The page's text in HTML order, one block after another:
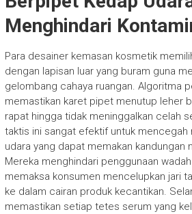
Menghindari
Para desainer kemasan kosmetik
dengan lapisan luar yang buram guna
gelombang cahaya ruangan. Algoritma
memastikan karet pipet menutup leher
rapat hingga tidak meninggalkan celah
taktis ini sangat efektif untuk mencegah
udara yang dapat memakan kandungan
Mereka menghindari penggunaan
memaksa konsumen mencelupkan jari
ke dalam cairan produk kecantikan.
memastikan setiap tetes serum yang